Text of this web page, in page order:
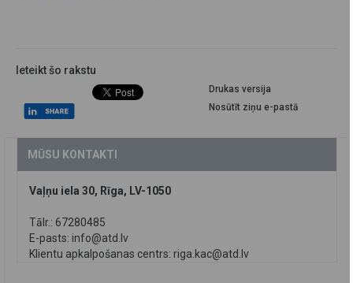
Ieteikt šo rakstu
Drukas versija
Nosūtīt ziņu e-pastā
MŪSU KONTAKTI
Vaļņu iela 30, Rīga, LV-1050
Tālr.: 67280485
E-pasts: info@atd.lv
Klientu apkalpošanas centrs: riga.kac@atd.lv